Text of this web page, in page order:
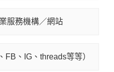
服務機構／網站
、IG、threads等等）